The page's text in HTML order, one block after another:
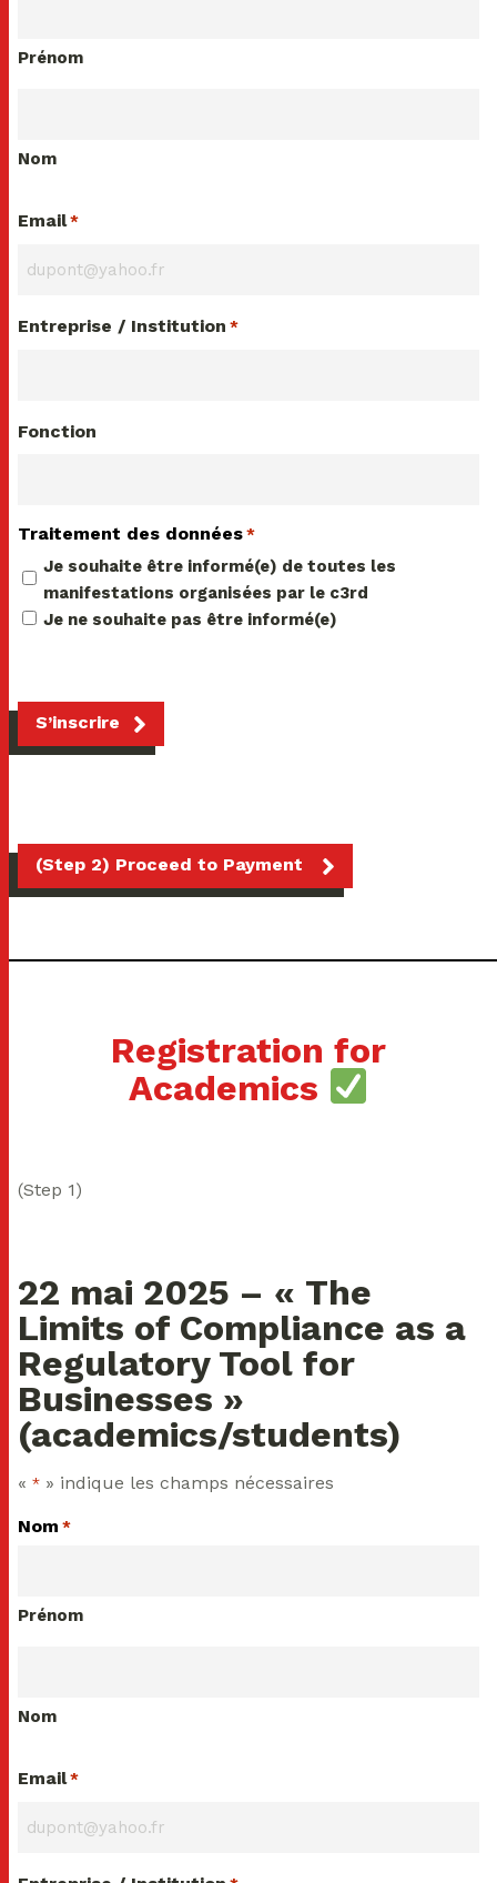
Prénom
Nom
Email *
Entreprise / Institution *
Fonction
Traitement des données *
Je souhaite être informé(e) de toutes les
manifestations organisées par le c3rd
Je ne souhaite pas être informé(e)
S’inscrire
(Step 2) Proceed to Payment
Registration for
Academics
(Step 1)
22 mai 2025 – « The
Limits of Compliance as a
Regulatory Tool for
Businesses »
(academics/students)
« * » indique les champs nécessaires
Nom *
Prénom
Nom
Email *